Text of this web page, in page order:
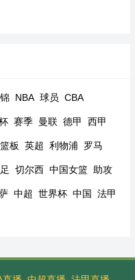
NBA 球员 CBA
赛季 曼联 德甲 西甲
篮板 英超 利物浦 罗马
切尔西 中国女篮 助攻
中超 世界杯 中国 法甲